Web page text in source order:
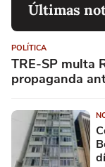
Últimas
POLÍTICA
TRE-SP multa
propaganda